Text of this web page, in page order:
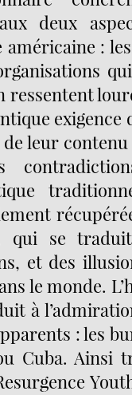
deux
américaine :
ressentent
exigence
leur
qui se
et des
le monde.
à
: les
Cuba. Ainsi